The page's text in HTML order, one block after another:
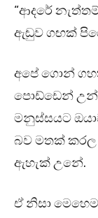
“ආදරේ
ඇඬුව ගඟක්
අපේ ගොන්
පොඩ්ඩෙන්
මනුස්සයට
බව මතක්
ඇහැක් උනේ.
ඒ නිසා